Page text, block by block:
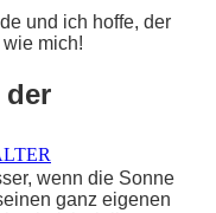
und ich hoffe, der
mich!
der
wenn die Sonne
ganz eigenen